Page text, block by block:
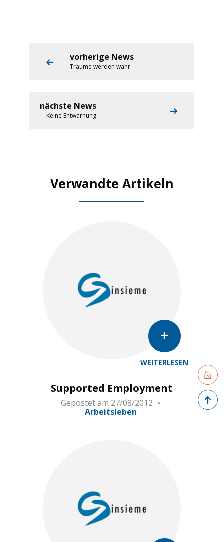
vorherige News
Träume werden wahr
nächste News
Keine Entwarnung
Verwandte Artikeln
WEITERLESEN
Supported Employment
Gepostet am 27/08/2012
Arbeitsleben
Zurück